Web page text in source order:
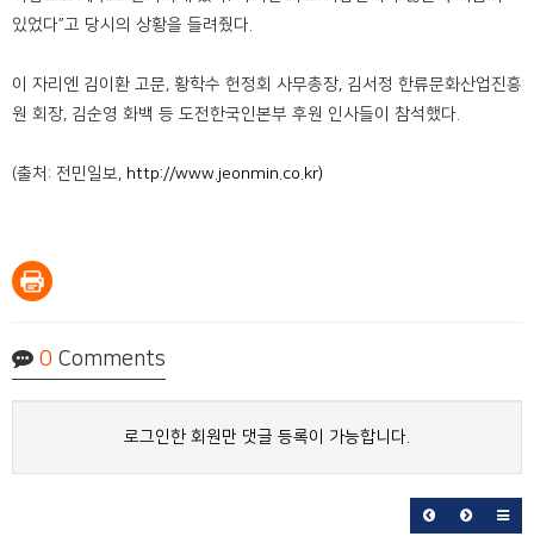
있었다”고 당시의 상황을 들려줬다.
이 자리엔 김이환 고문, 황학수 헌정회 사무총장, 김서정 한류문화산업진흥
원 회장, 김순영 화백 등 도전한국인본부 후원 인사들이 참석했다.
(출처: 전민일보, http://www.jeonmin.co.kr)
0 Comments
로그인한 회원만 댓글 등록이 가능합니다.